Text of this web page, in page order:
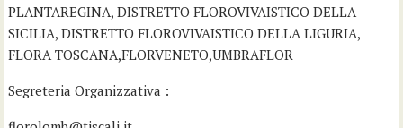
PLANTAREGINA, DISTRETTO FLOROVIVAISTICO DELLA
SICILIA, DISTRETTO FLOROVIVAISTICO DELLA LIGURIA,
FLORA TOSCANA,FLORVENETO,UMBRAFLOR
Segreteria Organizzativa :